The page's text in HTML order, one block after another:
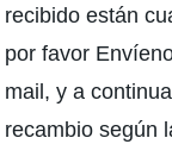
recibido están
por favor
mail, y a
recambio según